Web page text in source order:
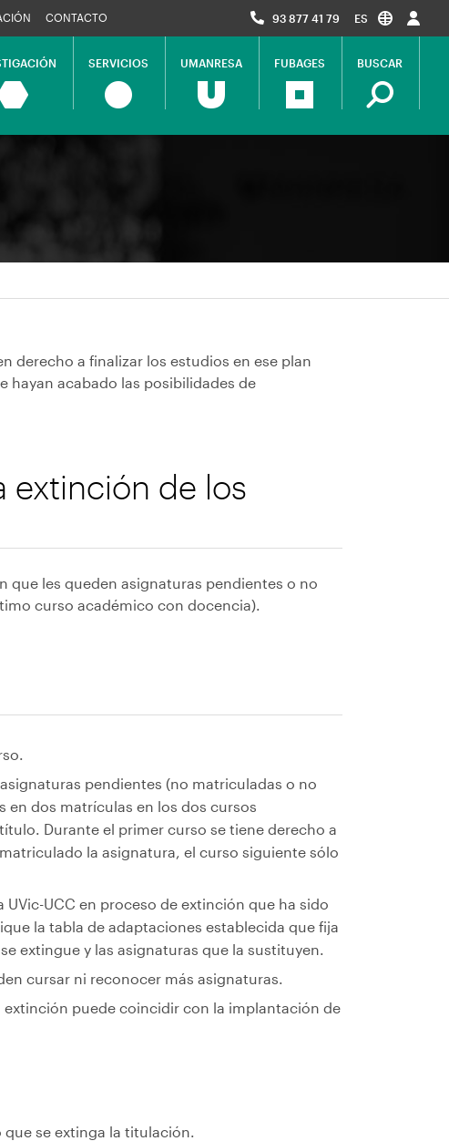
CONTACTO 93 877 41 79 ES
SERVICIOS UMANRESA FUBAGES BUSCAR
derecho a finalizar los estudios en ese plan
hayan acabado las posibilidades de
extinción de los
que les queden asignaturas pendientes o no
curso académico con docencia).
pendientes (no matriculadas o no
en dos matrículas en los dos cursos
Durante el primer curso se tiene derecho a
la asignatura, el curso siguiente sólo
UCC en proceso de extinción que ha sido
la tabla de adaptaciones establecida que fija
extingue y las asignaturas que la sustituyen.
cursar ni reconocer más asignaturas.
puede coincidir con la implantación de
que se extinga la titulación.